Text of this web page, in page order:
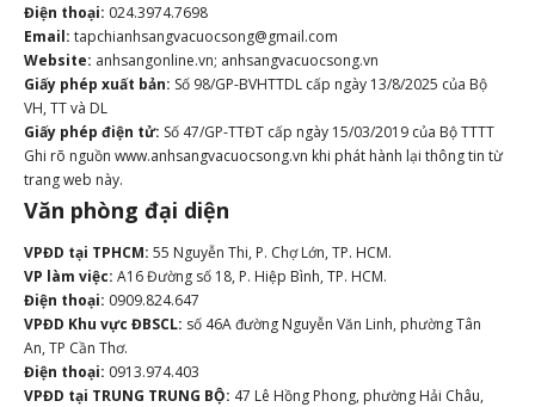
Điện thoại: 024.3974.7698
Email: tapchianhsangvacuocsong@gmail.com
Website: anhsangonline.vn; anhsangvacuocsong.vn
Giấy phép xuất bản: Số 98/GP-BVHTTDL cấp ngày 13/8/2025 của Bộ
VH, TT và DL
Giấy phép điện tử: Số 47/GP-TTĐT cấp ngày 15/03/2019 của Bộ TTTT
Ghi rõ nguồn www.anhsangvacuocsong.vn khi phát hành lại thông tin từ
trang web này.
Văn phòng đại diện
VPĐD tại TPHCM: 55 Nguyễn Thi, P. Chợ Lớn, TP. HCM.
VP làm việc: A16 Đường số 18, P. Hiệp Bình, TP. HCM.
Điện thoại: 0909.824.647
VPĐD Khu vực ĐBSCL: số 46A đường Nguyễn Văn Linh, phường Tân
An, TP Cần Thơ.
Điện thoại: 0913.974.403
VPĐD tại TRUNG TRUNG BỘ: 47 Lê Hồng Phong, phường Hải Châu,